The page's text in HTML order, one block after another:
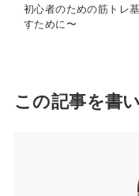
初心者のための筋トレ
すために〜
この記事を書